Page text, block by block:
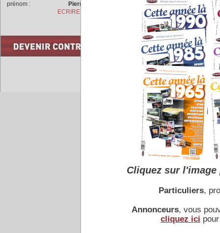
prénom :
Pierre
ECRIRE A L'AUTEUR
Le châssis composé
accueillant le groupe
suspensions.
COMMENTAIRES
Accueil Conseiller à un
Cliquez sur
Particuliers,
Annonceurs, vous
cliquez ici